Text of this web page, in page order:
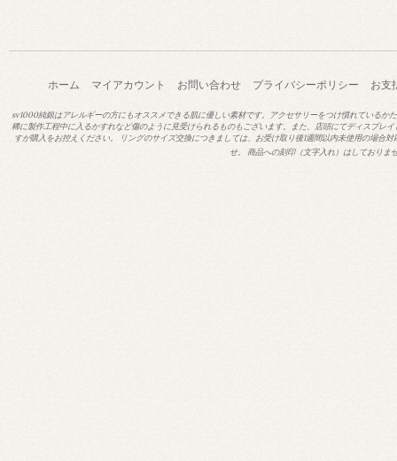
ホーム マイアカウント お問い合わせ プライバシーポリシー お支
sv1000純銀はアレルギーの方にもオススメできる肌に優しい素材です。アクセサリーをつけ慣れている
稀に製作工程中に入るかすれなど傷のように見受けられるものもございます。また、店頭にてディスプレ
すが購入をお控えください。 リングのサイズ交換につきましては、お受け取り後1週間以内未使用の場
せ。 商品への刻印（文字入れ）はしておりま